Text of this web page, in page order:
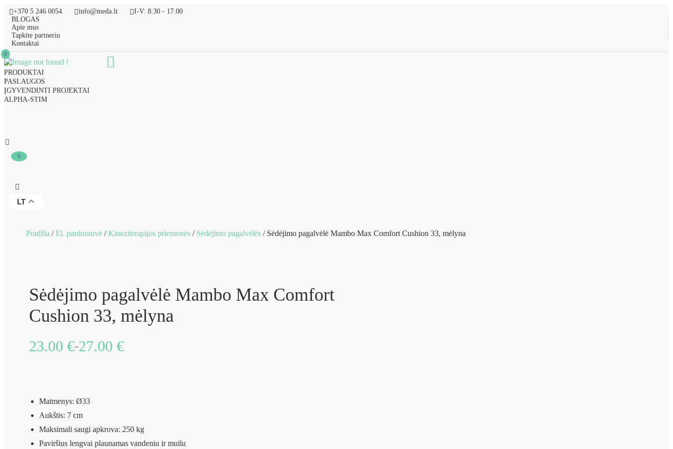
+370 5 246 0054 info@meda.lt
I-V: 8.30 - 17.00
BLOGAS
Apie mus
Tapkite partneriu
Kontaktai
PRODUKTAI
PASLAUGOS
ĮGYVENDINTI PROJEKTAI
ALPHA-STIM
0
0
LT
Pradžia /El. parduotuvė /Kineziterapijos priemonės / Sėdėjimo pagalvėlės / Sėdėjimo pagalvėlė Mambo Max Comfort Cushion 33, mėlyna
Sėdėjimo pagalvėlė Mambo Max Comfort
Cushion 33, mėlyna
23.00 €–27.00 €
Price
27.00 €
Matmenys: Ø33
Aukštis: 7 cm
Maksimali saugi apkrova: 250 kg
Paviršius lengvai plaunamas vandeniu ir muilu